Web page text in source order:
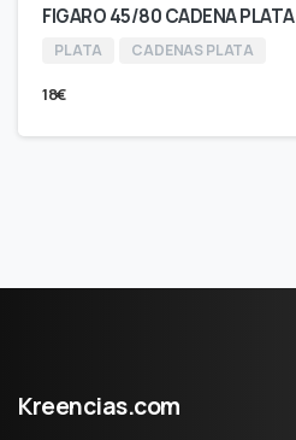
FIGARO 45/80 CADENA PLATA
PLATA CADENAS PLATA
18€
Kreencias.com